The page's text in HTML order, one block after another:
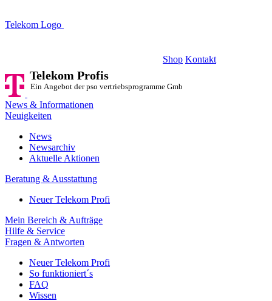
Telekom Logo
Shop Kontakt
Telekom Profis
Ein Angebot der pso vertriebsprogramme GmbH
News & Informationen
Neuigkeiten
News
Newsarchiv
Aktuelle Aktionen
Beratung & Ausstattung
Neuer Telekom Profi
Mein Bereich & Aufträge
Hilfe & Service
Fragen & Antworten
Neuer Telekom Profi
So funktioniert´s
FAQ
Wissen